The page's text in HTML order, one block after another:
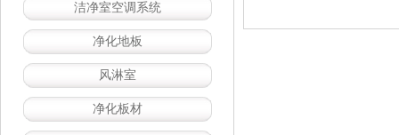
洁净室空调系统
净化地板
风淋室
净化板材